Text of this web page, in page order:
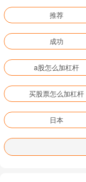
推荐
成功
a股怎么加杠杆
买股票怎么加杠杆
日本